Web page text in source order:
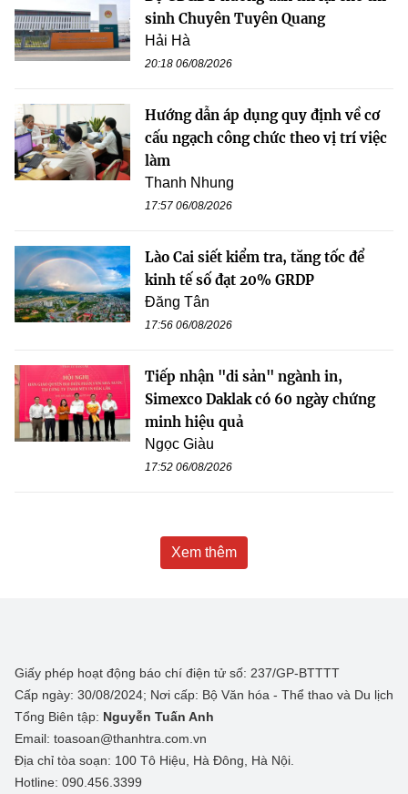
sinh Chuyên Tuyên Quang
Hải Hà
20:18 06/08/2026
Hướng dẫn áp dụng quy định về cơ
cấu ngạch công chức theo vị trí việc
làm
Thanh Nhung
17:57 06/08/2026
Lào Cai siết kiểm tra, tăng tốc để
kinh tế số đạt 20% GRDP
Đăng Tân
17:56 06/08/2026
Tiếp nhận "di sản" ngành in,
Simexco Daklak có 60 ngày chứng
minh hiệu quả
Ngọc Giàu
17:52 06/08/2026
Xem thêm
Giấy phép hoạt động báo chí điện tử số: 237/GP-BTTTT
Cấp ngày: 30/08/2024; Nơi cấp: Bộ Văn hóa - Thể thao và Du lịch
Tổng Biên tập: Nguyễn Tuấn Anh
Email: toasoan@thanhtra.com.vn
Địa chỉ tòa soạn: 100 Tô Hiệu, Hà Đông, Hà Nội.
Hotline: 090.456.3399